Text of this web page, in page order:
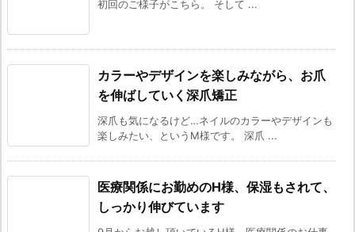
初回のご様子がこちら。 そして ...
カラーやデザインを楽しみながら、お爪
を伸ばしていく深爪矯正
深爪も気になるけど…ネイルのカラーやデザインも
楽しみたい、というM様です。 深爪 ...
医療関係にお勤めのH様、保湿もされて、
しっかり伸びています